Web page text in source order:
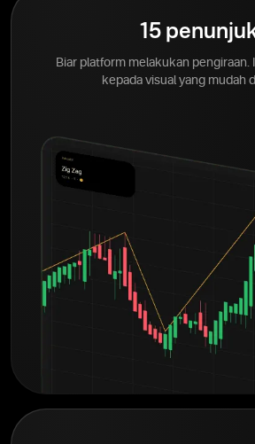
15
Biar platform melakukan pengiraan.
kepada visual yang mudah